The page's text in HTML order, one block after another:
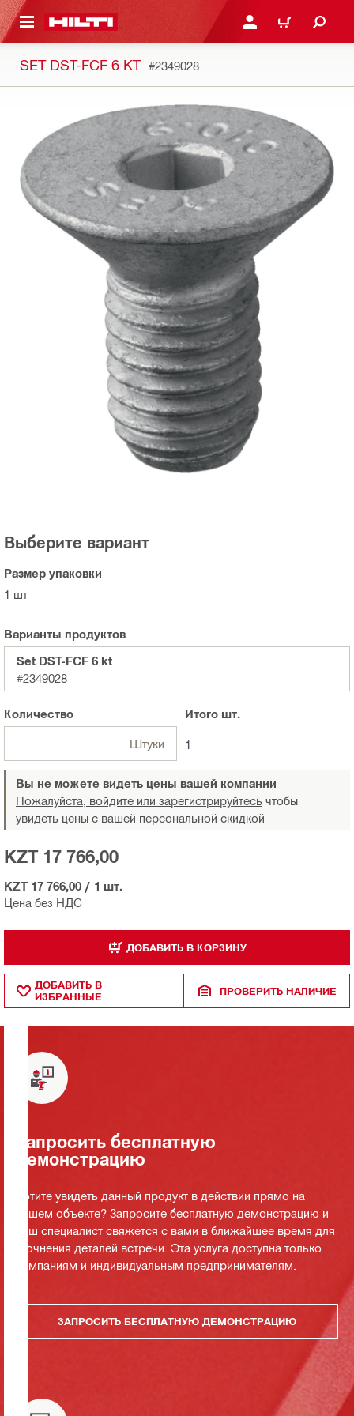
КОНТЕНТУ ВОЙДИТЕ В СВОЮ
КОРЗИНА
SET DST-FCF 6 KT #2349028
Выберите вариант
Размер упаковки
1 шт
Варианты продуктов
Set DST-FCF 6 kt
#2349028
Количество
Штуки
Итого шт.
1
Вы не можете видеть цены вашей компании
Пожалуйста, войдите или зарегистрируйтесь чтобы
увидеть цены с вашей персональной скидкой
Цена без НДС
KZT 17 766,00
KZT 17 766,00 / 1 шт.
ДОБАВИТЬ В КОРЗИНУ
ДОБАВИТЬ В
ИЗБРАННЫЕ
ПРОВЕРИТЬ НАЛИЧИЕ
Запросить бесплатную
демонстрацию
Хотите увидеть данный продукт в действии прямо на
вашем объекте? Запросите бесплатную демонстрацию и
наш специалист свяжется с вами в ближайшее время для
уточнения деталей встречи. Эта услуга доступна только
компаниям и индивидуальным предпринимателям.
ЗАПРОСИТЬ БЕСПЛАТНУЮ ДЕМОНСТРАЦИЮ